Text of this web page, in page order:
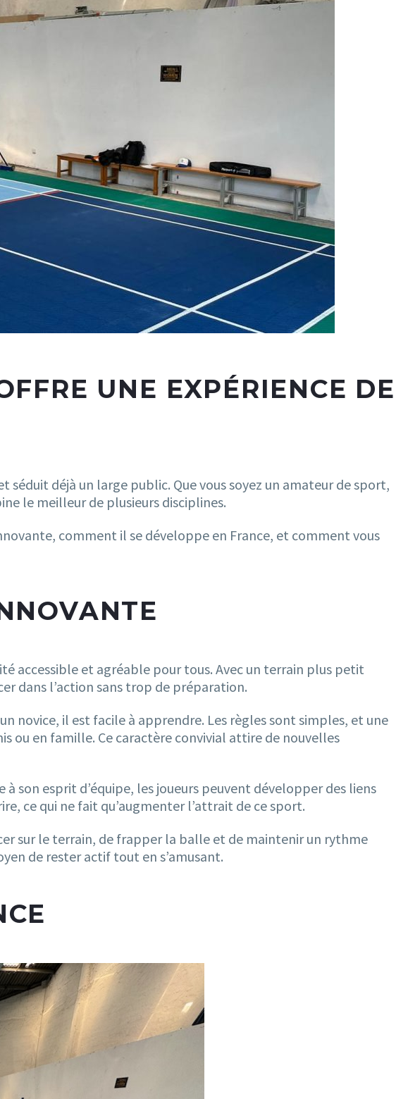
UNE EXPÉRIENCE DE
déjà un large public. Que vous soyez un amateur de sport,
le meilleur de plusieurs disciplines.
comment il se développe en France, et comment vous
accessible et agréable pour tous. Avec un terrain plus petit
dans l’action sans trop de préparation.
novice, il est facile à apprendre. Les règles sont simples, et une
ou en famille. Ce caractère convivial attire de nouvelles
son esprit d’équipe, les joueurs peuvent développer des liens
ce qui ne fait qu’augmenter l’attrait de ce sport.
sur le terrain, de frapper la balle et de maintenir un rythme
de rester actif tout en s’amusant.